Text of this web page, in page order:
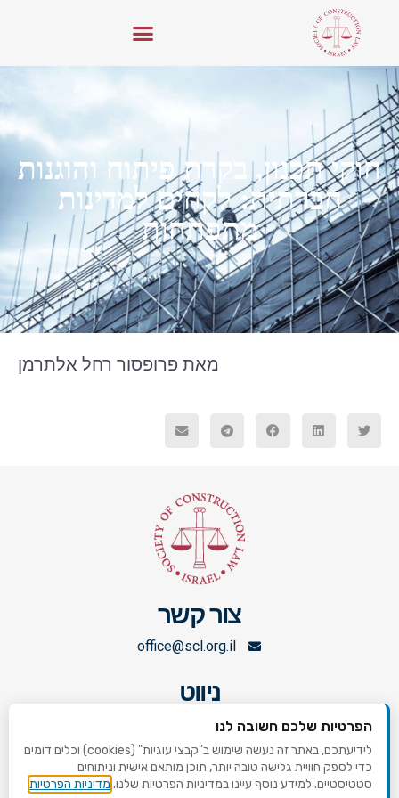
חוקי תכנון, בקרת פיתוח והוגנות
חברתית: לקחים למדינות
מתפתחות
מאת פרופסור רחל אלתרמן
צור קשר
office@scl.org.il
ניווט
אירועים קרובים
החלטות ופסקי דין
הפרטיות שלכם חשובה לנו
לידיעתכם, באתר זה נעשה שימוש ב"קבצי עוגיות" (cookies) וכלים דומים
כדי לספק חוויית גלישה טובה יותר, תוכן מותאם אישית וניתוחים
סטטיסטיים. למידע נוסף עיינו במדיניות הפרטיות שלנו. מדיניות הפרטיות